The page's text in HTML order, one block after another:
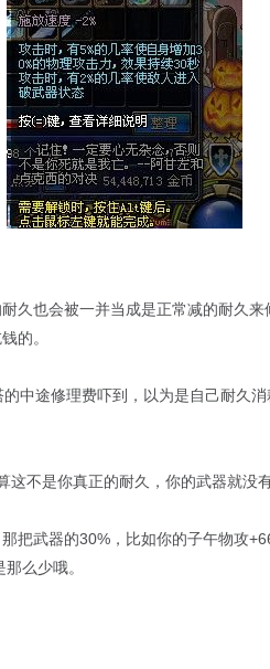
久也会被一并当成是正常减的耐久
的。
中途修理费吓到，以为是自己耐久
不是你真正的耐久，你的武器就没有
把武器的30%，比如你的子午物攻
么少哦。